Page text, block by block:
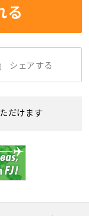
る
シェアする
だけます